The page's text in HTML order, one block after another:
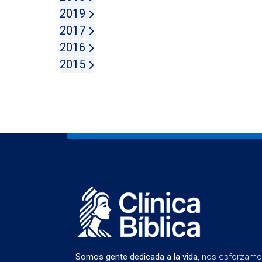
2019
2017
2016
2015
Somos gente dedicada a la vida , nos